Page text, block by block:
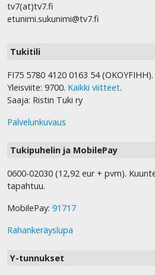
tv7(at)tv7.fi
etunimi.sukunimi@tv7.fi
Tukitili
FI75 5780 4120 0163 54 (OKOYFIHH).
Yleisviite: 9700. Kaikki viitteet.
Saaja: Ristin Tuki ry
Palvelunkuvaus
Tukipuhelin ja MobilePay
0600-02030 (12,92 eur + pvm).
tapahtuu.
MobilePay: 91717
Rahankeräyslupa
Y-tunnukset